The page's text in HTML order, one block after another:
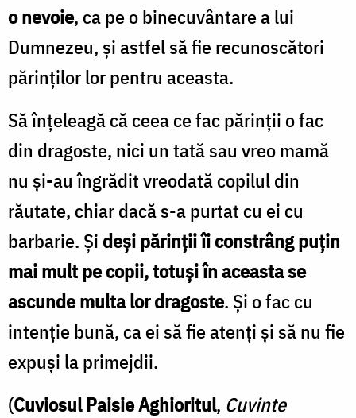
o nevoie, ca pe o binecuvântare a lui
Dumnezeu, şi astfel să fie recunoscători
părinţilor lor pentru aceasta.
Să înţeleagă că ceea ce fac părinţii o fac
din dragoste, nici un tată sau vreo mamă
nu şi-au îngrădit vreodată copilul din
răutate, chiar dacă s-a purtat cu ei cu
barbarie. Şi deşi părinţii îi constrâng puţin
mai mult pe copii, totuşi în aceasta se
ascunde multa lor dragoste. Şi o fac cu
intenţie bună, ca ei să fie atenţi şi să nu fie
expuşi la primejdii.
(Cuviosul Paisie Aghioritul, Cuvinte